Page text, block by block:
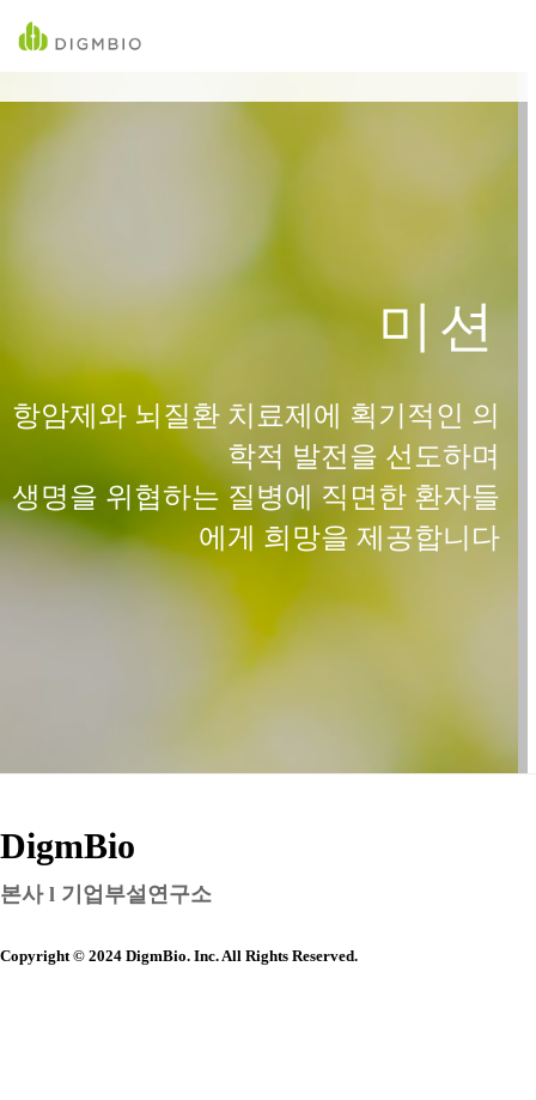
미션
항암제와 뇌질환 치료제에 획기적인 의
학적 발전을 선도하며
생명을 위협하는 질병에 직면한 환자들
에게 희망을 제공합니다
DigmBio
본사 l 기업부설연구소
Copyright © 2024 DigmBio. Inc. All Rights Reserved.